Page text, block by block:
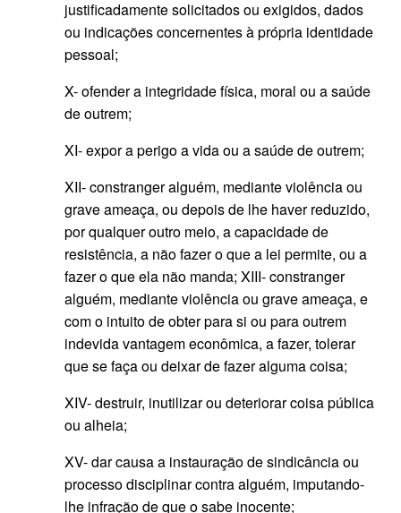
justificadamente solicitados ou exigidos, dados
ou indicações concernentes à própria identidade
pessoal;
X- ofender a integridade física, moral ou a saúde
de outrem;
XI- expor a perigo a vida ou a saúde de outrem;
XII- constranger alguém, mediante violência ou
grave ameaça, ou depois de lhe haver reduzido,
por qualquer outro meio, a capacidade de
resistência, a não fazer o que a lei permite, ou a
fazer o que ela não manda; XIII- constranger
alguém, mediante violência ou grave ameaça, e
com o intuito de obter para si ou para outrem
indevida vantagem econômica, a fazer, tolerar
que se faça ou deixar de fazer alguma coisa;
XIV- destruir, inutilizar ou deteriorar coisa pública
ou alheia;
XV- dar causa a instauração de sindicância ou
processo disciplinar contra alguém, imputando-
lhe infração de que o sabe inocente;